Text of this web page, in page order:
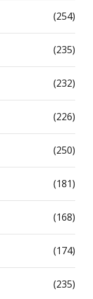
(254)
(235)
(232)
(226)
(250)
(181)
(168)
(174)
(235)